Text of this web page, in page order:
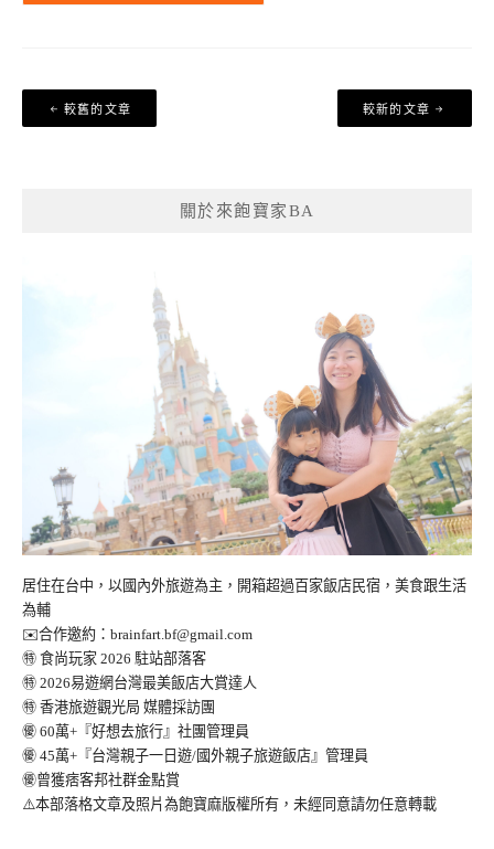
文
章
較舊的文章 較新的文章
關於來飽寶家BA
居住在台中，以國內外旅遊為主，開箱超過百家飯店民宿，美食跟生活
為輔
✉️合作邀約： brainfart.bf@gmail.com
㊕ 食尚玩家 2026 駐站部落客
㊕ 2026易遊網台灣最美飯店大賞達人
㊕ 香港旅遊觀光局 媒體採訪團
㊝ 60萬+『好想去旅行』社團管理員
㊝ 45萬+『台灣親子一日遊/國外親子旅遊飯店』管理員
㊝曾獲痞客邦社群金點賞
⚠️本部落格文章及照片為飽寶麻版權所有，未經同意請勿任意轉載